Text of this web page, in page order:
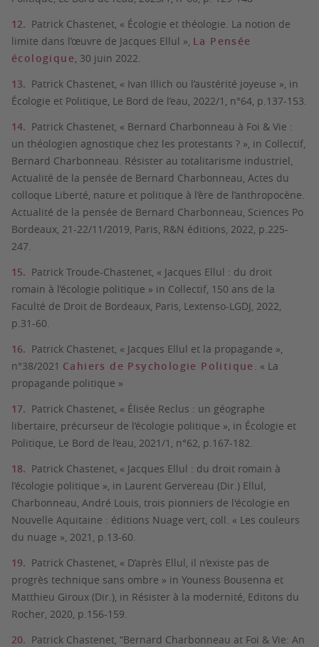
Patrick Chastenet, « Écologie et théologie. La notion de
limite dans l’œuvre de Jacques Ellul », La Pensée
écologique, 30 juin 2022.
Patrick Chastenet, « Ivan Illich ou l’austérité joyeuse », in
Écologie et Politique, Le Bord de l’eau, 2022/1, n°64, p.137-153.
Patrick Chastenet, « Bernard Charbonneau à Foi & Vie :
un théologien agnostique chez les protestants ? », in Collectif,
Bernard Charbonneau. Résister au totalitarisme industriel,
Actualité de la pensée de Bernard Charbonneau, Actes du
colloque Liberté, nature et politique à l’ère de l’anthropocène.
Actualité de la pensée de Bernard Charbonneau, Sciences Po
Bordeaux, 21-22/11/2019, Paris, R&N éditions, 2022, p.225-
247.
Patrick Troude-Chastenet, « Jacques Ellul : du droit
romain à l’écologie politique » in Collectif, 150 ans de la
Faculté de Droit de Bordeaux, Paris, Lextenso-LGDJ, 2022,
p.31-60.
Patrick Chastenet, « Jacques Ellul et la propagande »,
n°38/2021 Cahiers de Psychologie Politique. « La
propagande politique »
Patrick Chastenet, « Élisée Reclus : un géographe
libertaire, précurseur de l’écologie politique », in Écologie et
Politique, Le Bord de l’eau, 2021/1, n°62, p.167-182.
Patrick Chastenet, « Jacques Ellul : du droit romain à
l’écologie politique », in Laurent Gervereau (Dir.) Ellul,
Charbonneau, André Louis, trois pionniers de l'écologie en
Nouvelle Aquitaine : éditions Nuage vert, coll. « Les couleurs
du nuage », 2021, p.13-60.
Patrick Chastenet, « D’après Ellul, il n’existe pas de
progrès technique sans ombre » in Youness Bousenna et
Matthieu Giroux (Dir.), in Résister à la modernité, Editons du
Rocher, 2020, p.156-159.
Patrick Chastenet, “Bernard Charbonneau at Foi & Vie: An